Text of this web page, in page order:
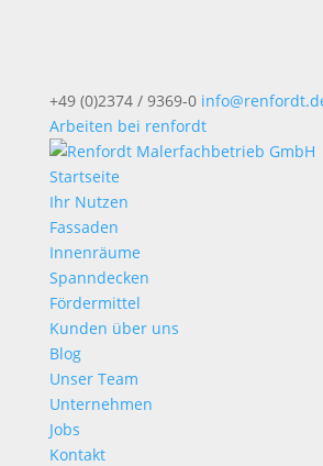
+49 (0)2374 / 9369-0
Arbeiten bei renfordt
Startseite
Ihr Nutzen
Fassaden
Innenräume
Spanndecken
Fördermittel
Kunden über uns
Blog
Unser Team
Unternehmen
Jobs
Kontakt